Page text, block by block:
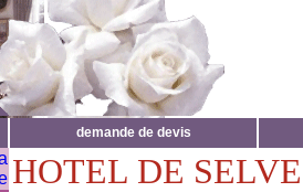
demande de devis
HOTEL DE